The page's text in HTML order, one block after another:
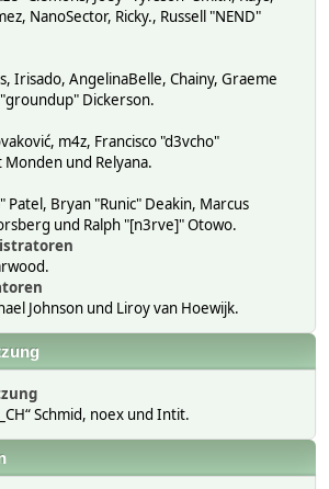
NanoSector, Ricky., Russell "NEND"
Irisado, AngelinaBelle, Chainy, Graeme
Dickerson.
m4z, Francisco "d3vcho"
und Relyana.
Patel, Bryan "Runic" Deakin, Marcus
und Ralph "[n3rve]" Otowo.
Johnson und Liroy van Hoewijk.
Schmid, noex und Intit.